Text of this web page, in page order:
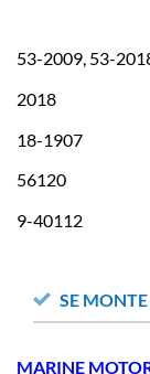
53-2009, 53-
2018
18-1907
56120
9-40112
SE
MARINE